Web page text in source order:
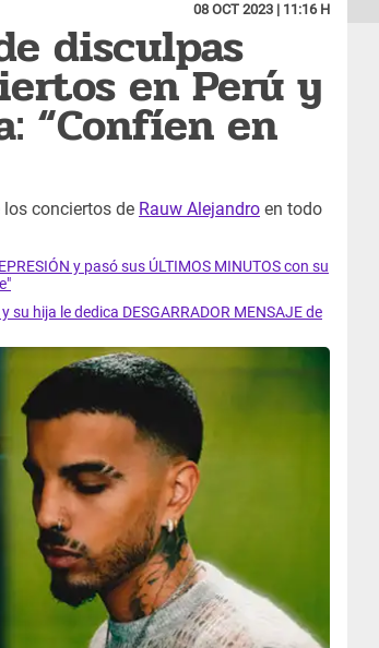
08 OCT 2023 | 11:16 H
disculpas
en Perú y
“Confíen en
conciertos de Rauw Alejandro en todo
y pasó sus ÚLTIMOS MINUTOS con su
hija le dedica DESGARRADOR MENSAJE de